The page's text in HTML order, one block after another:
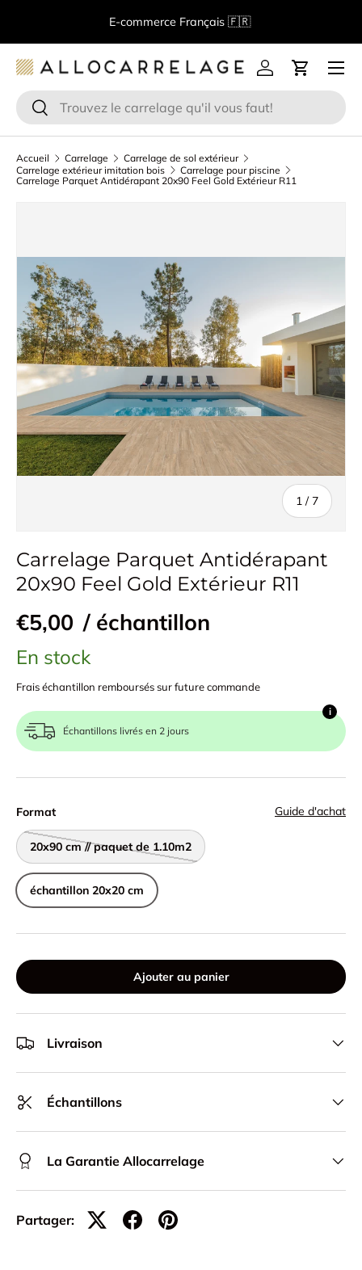
Aller au contenu
Spécialiste de la vente en
ligne de carrelage
Recherche
Rechercher
Se connecter
Panier
Menu
Accueil Carrelage
Carrelage de sol extérieur
Carrelage extérieur imitation bois
Carrelage pour piscine
Carrelage Parquet Antidérapant 20x90 Feel Gold Extérieur R11
1 / de
7
Carrelage Parquet Antidérapant
20x90 Feel Gold Extérieur R11
€5,00 / échantillon
En stock
Frais échantillon remboursés sur future commande
Échantillons livrés en 2 jours
i
Format Guide d'achat
20x90 cm // paquet de 1.10m2
échantillon 20x20 cm
Ajouter au panier
Livraison
Échantillons
La Garantie Allocarrelage
Partager: